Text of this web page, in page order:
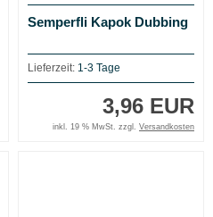
Semperfli Kapok Dubbing
Lieferzeit: 1-3 Tage
3,96 EUR
inkl. 19 % MwSt. zzgl. Versandkosten